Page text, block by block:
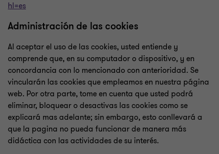
hl=es
Administración de las cookies
Al aceptar el uso de las cookies, usted entiende y
comprende que, en su computador o dispositivo, y en
concordancia con lo mencionado con anterioridad. Se
vincularán las cookies que empleamos en nuestra página
web. Por otra parte, tome en cuenta que usted podrá
eliminar, bloquear o desactivas las cookies como se
explicará mas adelante; sin embargo, esto conllevará a
que la pagina no pueda funcionar de manera más
didáctica con las actividades de su interés.